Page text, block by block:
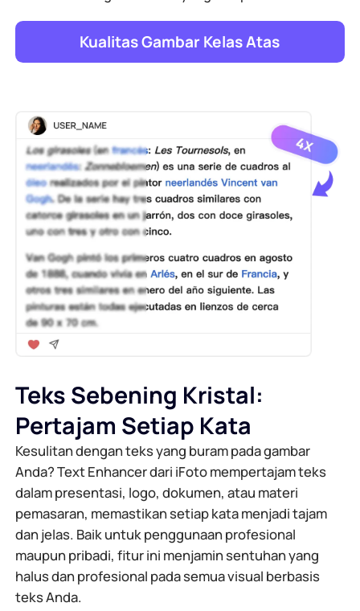
Kualitas Gambar Kelas Atas
Teks Sebening Kristal:
Pertajam Setiap Kata
Kesulitan dengan teks yang buram pada gambar
Anda? Text Enhancer dari iFoto mempertajam teks
dalam presentasi, logo, dokumen, atau materi
pemasaran, memastikan setiap kata menjadi tajam
dan jelas. Baik untuk penggunaan profesional
maupun pribadi, fitur ini menjamin sentuhan yang
halus dan profesional pada semua visual berbasis
teks Anda.